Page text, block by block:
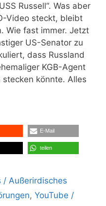
Russell“. Was aber
Video steckt, bleibt
Wie fast immer. Jetzt
US-Senator zu
dass Russland
KGB-Agent
könnte. Alles
E-Mail
teilen
/ Außerirdisches
, YouTube /